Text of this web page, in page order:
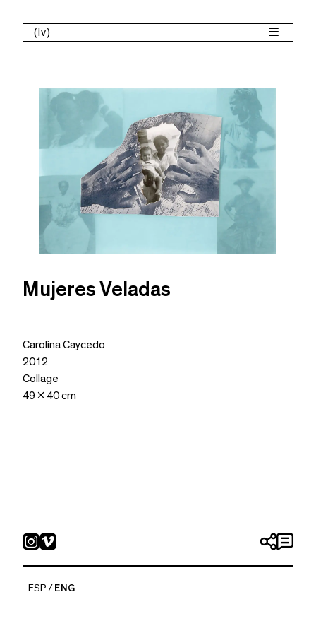
(iv)
Mujeres Veladas
Carolina Caycedo
2012
Collage
49 x 40 cm
ESP ENG